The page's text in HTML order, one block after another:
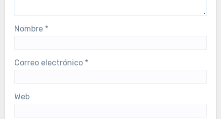
Nombre *
Correo electrónico *
Web